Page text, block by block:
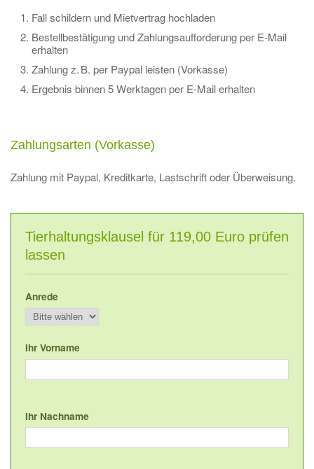
Fall schildern und Mietvertrag hochladen
Bestellbestätigung und Zahlungsaufforderung per E-Mail
erhalten
Zahlung z. B. per Paypal leisten (Vorkasse)
Ergebnis binnen 5 Werktagen per E-Mail erhalten
Zahlungsarten (Vorkasse)
Zahlung mit Paypal, Kreditkarte, Lastschrift oder Überweisung.
Tierhaltungsklausel für 119,00 Euro prüfen
lassen
Anrede
Ihr Vorname
Ihr Nachname